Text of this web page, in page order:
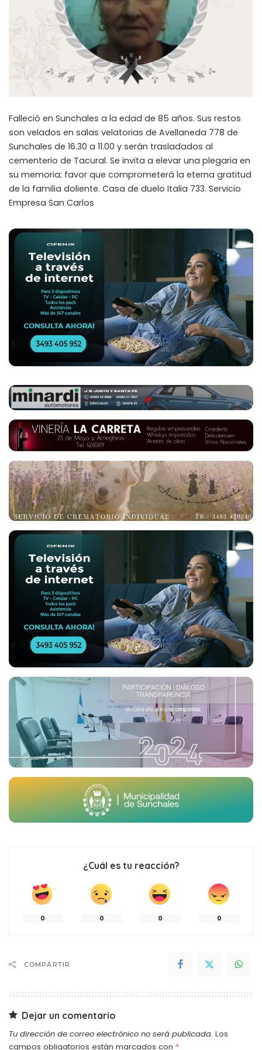
Falleció en Sunchales a la edad de 85 años. Sus restos
son velados en salas velatorias de Avellaneda 778 de
Sunchales de 16.30 a 11.00 y serán trasladados al
cementerio de Tacural. Se invita a elevar una plegaria en
su memoria; favor que comprometerá la eterna gratitud
de la familia doliente. Casa de duelo Italia 733. Servicio
Empresa San Carlos
¿Cuál es tu reacción?
0 0 0 0
COMPARTIR
Dejar un comentario
Tu dirección de correo electrónico no será publicada. Los
campos obligatorios están marcados con *